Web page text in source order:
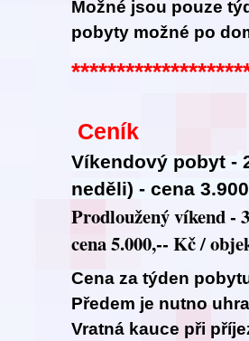
Možné jsou pouze
pobyty možné po
Ceník
Víkendový pobyt -
neděli) - cena
Prodloužený víkend -
cena 5.000,-- Kč /
Cena za týden
Předem je nutno
Vratná kauce při